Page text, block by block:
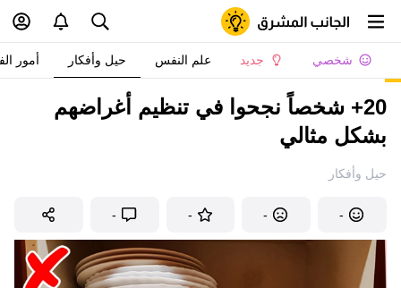
شخصي جديد علم النفس حيل وأفكار أمور
20+ شخصاً نجحوا في تنظيم أغراضهم
بشكل مثالي
حيل وأفكار
-
-
-
-